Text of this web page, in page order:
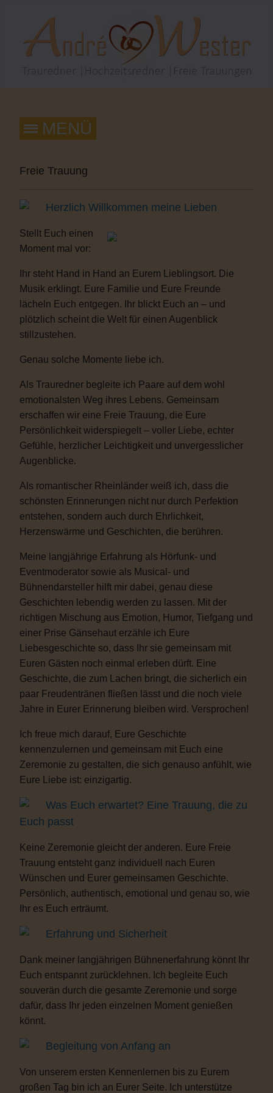
Freie Trauung
Herzlich Willkommen meine Lieben
Stellt Euch einen
Moment mal vor:
Ihr steht Hand in Hand an Eurem Lieblingsort. Die
Musik erklingt. Eure Familie und Eure Freunde
lächeln Euch entgegen. Ihr blickt Euch an – und
plötzlich scheint die Welt für einen Augenblick
stillzustehen.
Genau solche Momente liebe ich.
Als Trauredner begleite ich Paare auf dem wohl
emotionalsten Weg ihres Lebens. Gemeinsam
erschaffen wir eine Freie Trauung, die Eure
Persönlichkeit widerspiegelt – voller Liebe, echter
Gefühle, herzlicher Leichtigkeit und unvergesslicher
Augenblicke.
Als romantischer Rheinländer weiß ich, dass die
schönsten Erinnerungen nicht nur durch Perfektion
entstehen, sondern auch durch Ehrlichkeit,
Herzenswärme und Geschichten, die berühren.
Meine langjährige Erfahrung als Hörfunk- und
Eventmoderator sowie als Musical- und
Bühnendarsteller hilft mir dabei, genau diese
Geschichten lebendig werden zu lassen. Mit der
richtigen Mischung aus Emotion, Humor, Tiefgang und
einer Prise Gänsehaut erzähle ich Eure
Liebesgeschichte so, dass Ihr sie gemeinsam mit
Euren Gästen noch einmal erleben dürft. Eine
Geschichte, die zum Lachen bringt, die sicherlich ein
paar Freudentränen fließen lässt und die noch viele
Jahre in Eurer Erinnerung bleiben wird. Versprochen!
Ich freue mich darauf, Eure Geschichte
kennenzulernen und gemeinsam mit Euch eine
Zeremonie zu gestalten, die sich genauso anfühlt, wie
Eure Liebe ist: einzigartig.
Was Euch erwartet? Eine Trauung, die zu
Euch passt
Keine Zeremonie gleicht der anderen. Eure Freie
Trauung entsteht ganz individuell nach Euren
Wünschen und Eurer gemeinsamen Geschichte.
Persönlich, authentisch, emotional und genau so, wie
Ihr es Euch erträumt.
Erfahrung und Sicherheit
Dank meiner langjährigen Bühnenerfahrung könnt Ihr
Euch entspannt zurücklehnen. Ich begleite Euch
souverän durch die gesamte Zeremonie und sorge
dafür, dass Ihr jeden einzelnen Moment genießen
könnt.
Begleitung von Anfang an
Von unserem ersten Kennenlernen bis zu Eurem
großen Tag bin ich an Eurer Seite. Ich unterstütze